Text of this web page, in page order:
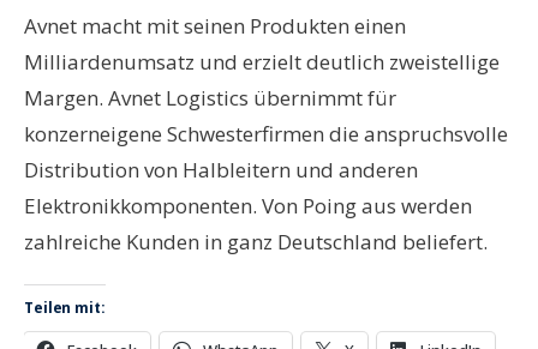
Avnet macht mit seinen Produkten einen
Milliardenumsatz und erzielt deutlich zweistellige
Margen. Avnet Logistics übernimmt für
konzerneigene Schwesterfirmen die anspruchsvolle
Distribution von Halbleitern und anderen
Elektronikkomponenten. Von Poing aus werden
zahlreiche Kunden in ganz Deutschland beliefert.
Teilen mit: